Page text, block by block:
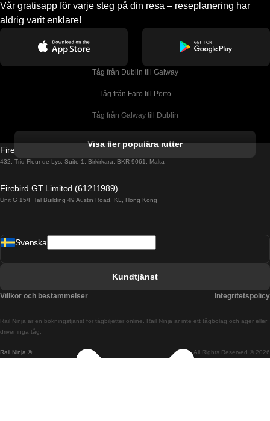
Vår gratisapp för varje steg på din resa – reseplanering har
aldrig varit enklare!
Tåg från Dublin till Galway
Tåg från Faro till Porto
Tåg från Galway till Dublin
Tåg från Porto till Faro
Tåg från Barcelona till Madrid
Tåg från Budapest till Bratislava
Visa fler populära rutter
Firebird GT Limited (OC 1451)
432, Triq Fleur de Lys, Suite 1, Birkirkara, BKR 9061, Malta
Firebird GT Limited (61211989)
Unit G 15/F Tal Building 49 Austin Road, KL, Hong Kong
Rail Ninja ® All Rights Reserved © 2026
Rail Ninja är en bokningstjänst för tågbiljetter online. Rail Ninja är inte ett tågbolag och äger eller
driver inga tåg.
Svenska
Kundtjänst
Villkor och bestämmelser Integritetspolicy